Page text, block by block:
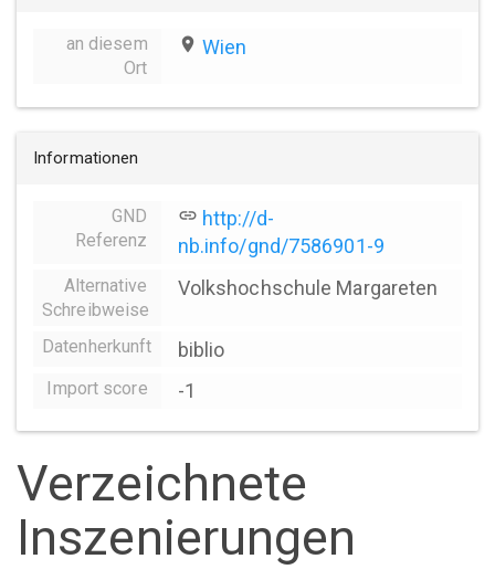
an diesem
Ort
place Wien
Informationen
GND
Referenz
link http://d-
nb.info/gnd/7586901-9
Alternative
Schreibweise
Volkshochschule Margareten
Datenherkunft biblio
Import score -1
Verzeichnete
Inszenierungen